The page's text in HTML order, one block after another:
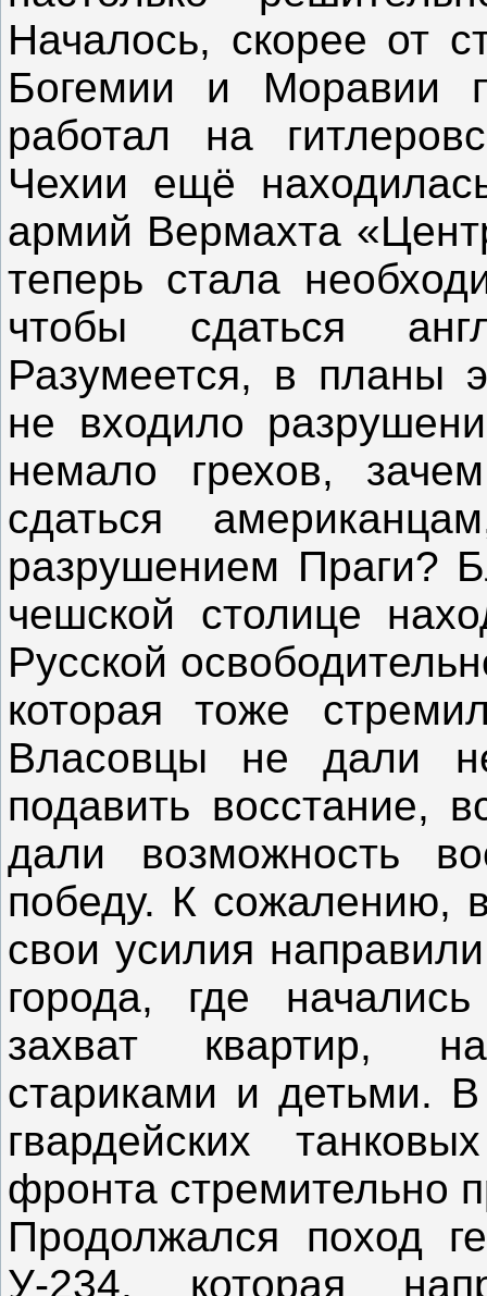
Началось, скорее от
Богемии и Моравии
работал на
Чехии ещё
армий Вермахта
теперь стала
чтобы сдаться
Разумеется, в планы
не входило
немало грехов,
сдаться
разрушением Праги?
чешской столице
Русской
которая тоже
Власовцы не дали
подавить восстание,
дали возможность
победу. К сожалению,
свои усилия
города, где
захват квартир,
стариками и детьми.
гвардейских
фронта стремительно
Продолжался поход
У-234, которая